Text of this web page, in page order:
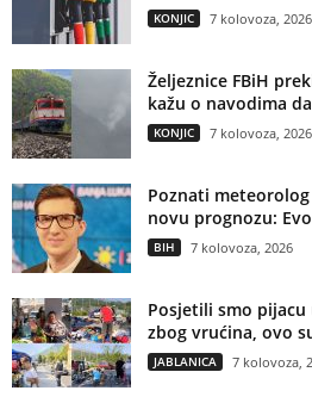
KONJIC 7 kolovoza, 2026
Željeznice FBiH
kažu o navodima
KONJIC 7 kolovoza, 2026
Poznati
novu prognozu:
BIH 7 kolovoza, 2026
Posjetili smo pijacu
zbog vrućina, ovo
JABLANICA 7 kolovoza,